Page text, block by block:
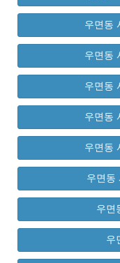
우면동
우면동
우면동
우면동
우면동
우면동
우면
우